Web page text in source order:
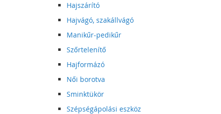
Hajszárító
Hajvágó, szakállvágó
Manikűr-pedikűr
Szőrtelenítő
Hajformázó
Női borotva
Sminktükör
Szépségápolási eszköz